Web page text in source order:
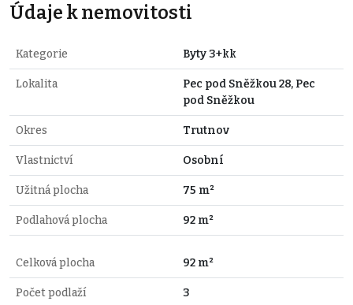
Údaje k nemovitosti
Kategorie Byty 3+kk
Lokalita
Pec pod Sněžkou 28, Pec
pod Sněžkou
Okres Trutnov
Vlastnictví Osobní
Užitná plocha 75 m²
Podlahová plocha 92 m²
Celková plocha 92 m²
Počet podlaží 3